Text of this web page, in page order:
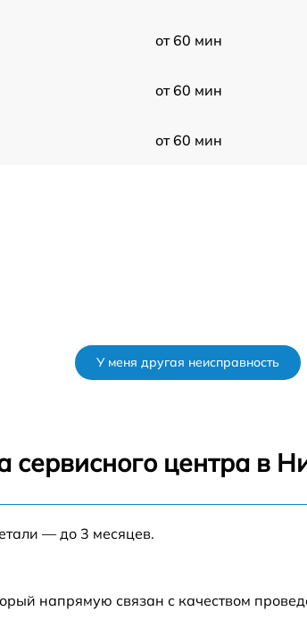
от 60 мин
от 60 мин
от 60 мин
У меня другая неисправность
сервисного центра в
— до 3 месяцев.
напрямую связан с качеством